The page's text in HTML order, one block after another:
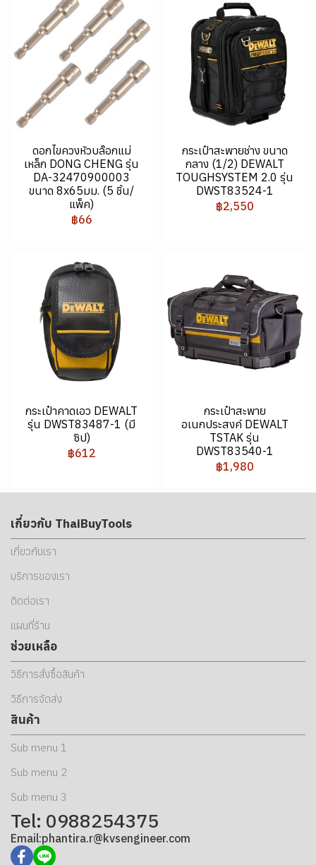
ดอกไขควงหัวบล๊อกแม่
เหล็ก DONG CHENG รุ่น
DA-32470900003
ขนาด 8x65มม. (5 ชิ้น/
แพ็ค)
฿66
กระเป๋าสะพายช่าง ขนาด
กลาง (1/2) DEWALT
TOUGHSYSTEM 2.0 รุ่น
DWST83524-1
฿2,550
กระเป๋าคาดเอว DEWALT
รุ่น DWST83487-1 (มี
ซิป)
฿612
กระเป๋าสะพาย
อเนกประสงค์ DEWALT
TSTAK รุ่น
DWST83540-1
฿1,980
เกี่ยวกับ ThaiBuyTools
เกี่ยวกับเรา
บริการของเรา
ติดต่อเรา
แผนที่ร้าน
ช่วยเหลือ
วิธีการสั่งซื้อสินค้า
วิธีการจัดส่ง
สินค้า
Sub menu 1
Sub menu 2
Sub menu 3
Tel: 0988254375
Email:phantira.r@kvsengineer.com